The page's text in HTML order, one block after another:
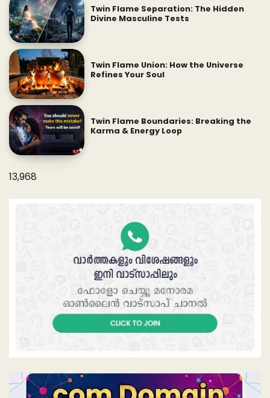
Twin Flame Separation: The Hidden
Divine Masculine Tests
Twin Flame Union: How the Universe
Refines Your Soul
Twin Flame Boundaries: Breaking the
Karma & Energy Loop
13,968